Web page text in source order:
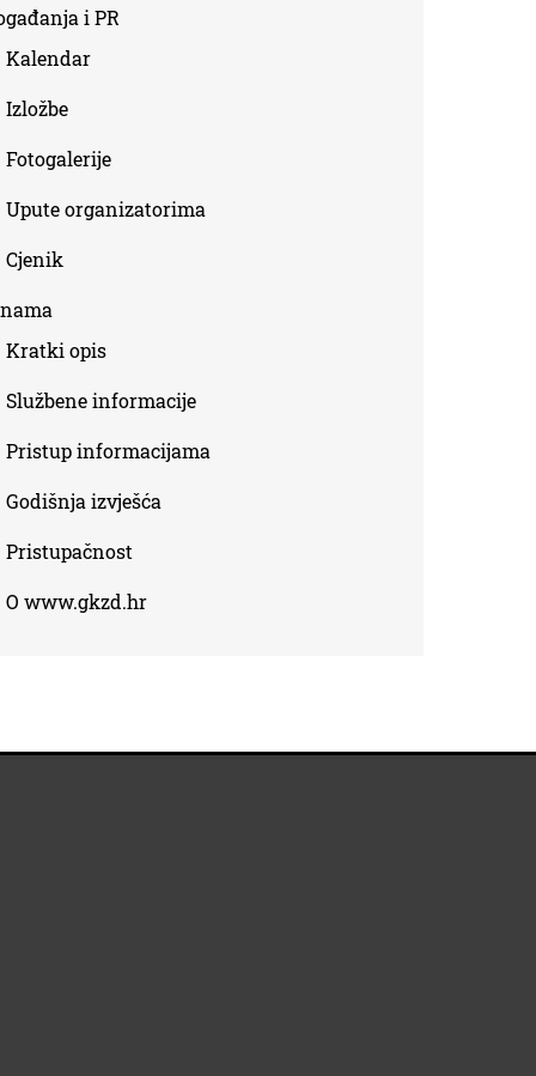
i PR
Kalendar
Izložbe
Fotogalerije
Upute organizatorima
Cjenik
Kratki opis
Službene informacije
Pristup informacijama
Godišnja izvješća
Pristupačnost
O www.gkzd.hr